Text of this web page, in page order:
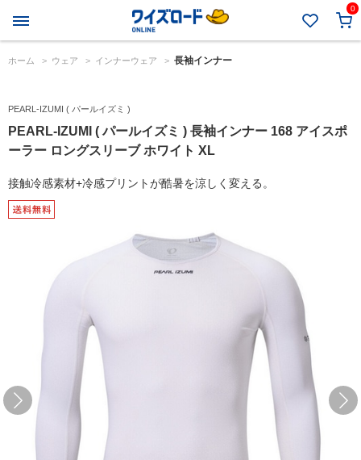
0
ホーム > ウェア > インナーウェア > 長袖インナー
PEARL-IZUMI ( パールイズミ )
PEARL-IZUMI ( パールイズミ ) 長袖インナー 168 アイスポ
ーラー ロングスリーブ ホワイト XL
接触冷感素材+冷感プリントが酷暑を涼しく変える。